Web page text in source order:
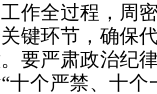
作全过程，周
键环节，确保
要严肃政治纪
十个严禁、十